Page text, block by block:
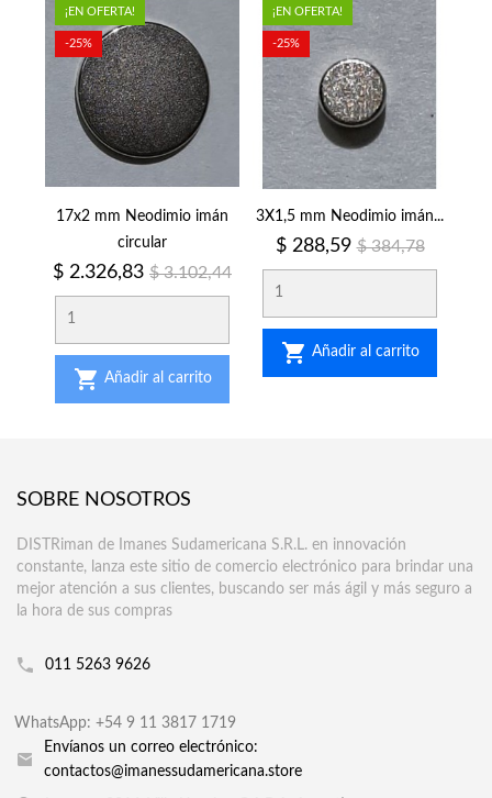
17x2 mm Neodimio imán
circular
Precio
$ 2.326,83 Precio
regular
$ 3.102,44
 Añadir al carrito
¡EN OFERTA!
-25%
3X1,5 mm Neodimio imán...
Precio
$ 288,59 Precio
regular
$ 384,78
 Añadir al carrito
¡EN OFERTA!
-25%
SOBRE NOSOTROS
DISTRiman de Imanes Sudamericana S.R.L. en innovación
constante, lanza este sitio de comercio electrónico para brindar una
mejor atención a sus clientes, buscando ser más ágil y más seguro a
la hora de sus compras
011 5263 9626
WhatsApp: +54 9 11 3817 1719
Envíanos un correo electrónico:
contactos@imanessudamericana.store